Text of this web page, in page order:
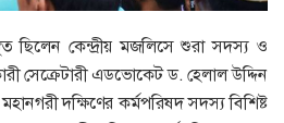
ছিলেন কেন্দ্রীয় মজলিসে শুরা সদস্য ও
সেক্রেটারী এডভোকেট ড. হেলাল উদ্দিন
দক্ষিণের কর্মপরিষদ সদস্য বিশিষ্ট